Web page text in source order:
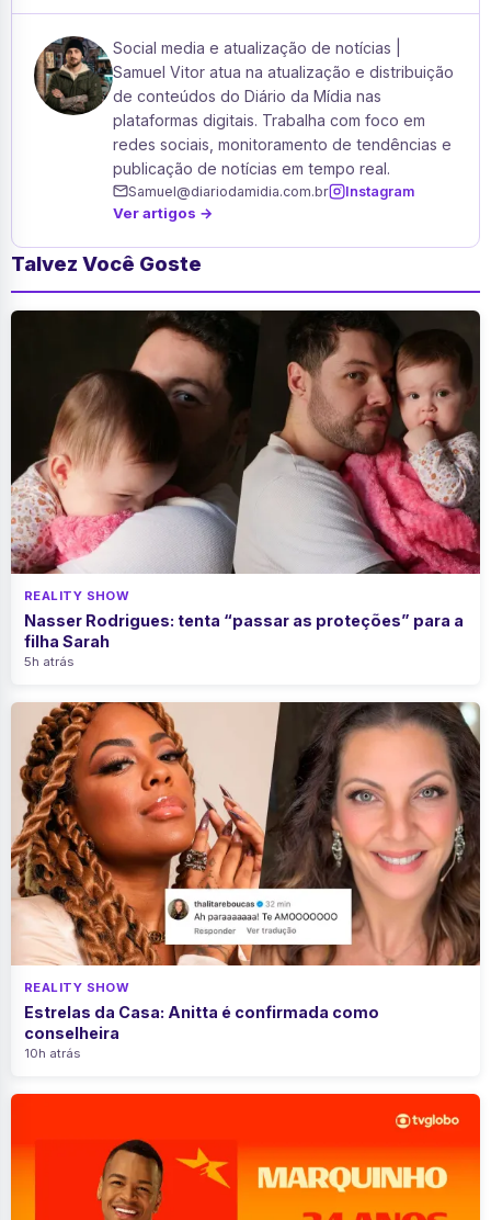
Social media e atualização de notícias |
Samuel Vitor atua na atualização e distribuição
de conteúdos do Diário da Mídia nas
plataformas digitais. Trabalha com foco em
redes sociais, monitoramento de tendências e
publicação de notícias em tempo real.
Samuel@diariodamidia.com.br Instagram
Ver artigos →
Talvez Você Goste
REALITY SHOW
Nasser Rodrigues: tenta “passar as proteções” para a
filha Sarah
5h atrás
REALITY SHOW
Estrelas da Casa: Anitta é confirmada como
conselheira
10h atrás